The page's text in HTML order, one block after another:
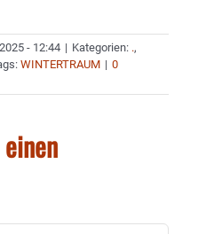
- 12:44 | Kategorien: .,
WINTERTRAUM | 0